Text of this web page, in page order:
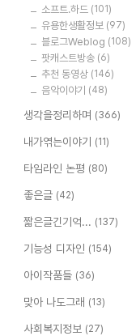
소프트.하드 (101)
유용한생활정보 (97)
블로그Weblog (108)
팟캐스트방송 (6)
추천 동영상 (146)
음악이야기 (48)
생각을정리하며 (366)
내가엮는이야기 (11)
타임라인 논평 (80)
좋은글 (42)
짧은글긴기억... (137)
기능성 디자인 (154)
아이작품들 (36)
맞아 나도그래 (13)
사회복지정보 (27)